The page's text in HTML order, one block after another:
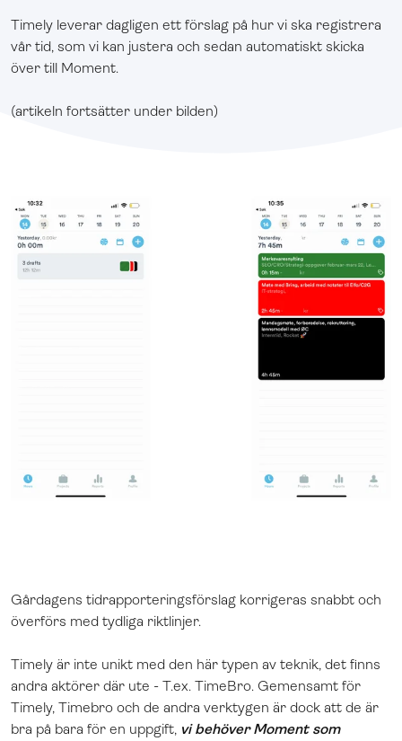
Timely leverar dagligen ett förslag på hur vi ska registrera
vår tid, som vi kan justera och sedan automatiskt skicka
över till Moment.
(artikeln fortsätter under bilden)
Gårdagens tidrapporteringsförslag korrigeras snabbt och
överförs med tydliga riktlinjer.
Timely är inte unikt med den här typen av teknik, det finns
andra aktörer där ute - T.ex. TimeBro. Gemensamt för
Timely, Timebro och de andra verktygen är dock att de är
bra på bara för en uppgift, vi behöver Moment som